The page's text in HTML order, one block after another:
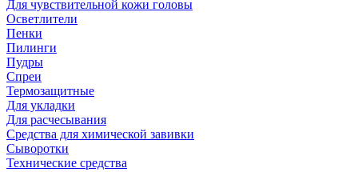
Для чувствительной кожи головы
Осветлители
Пенки
Пилинги
Пудры
Спреи
Термозащитные
Для укладки
Для расчесывания
Средства для химической завивки
Сыворотки
Технические средства